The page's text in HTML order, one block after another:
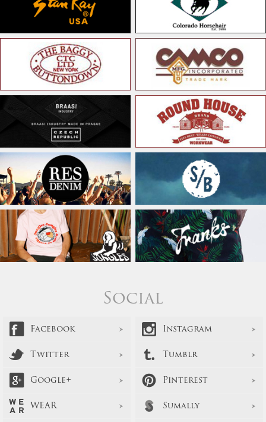
Social
Facebook
Instagram
Twitter
Tumblr
Google+
Pinterest
WEAR
Sumally